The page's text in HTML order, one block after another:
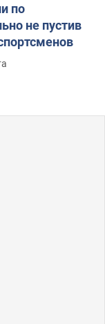
по
не пустив